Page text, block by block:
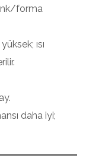
forma
ısı
daha iyi;